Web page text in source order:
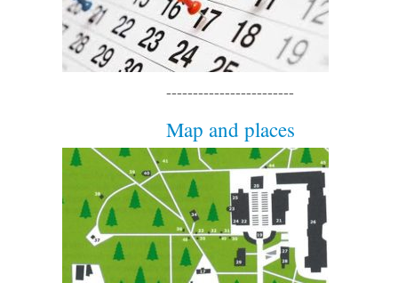
------------------------
Map and places